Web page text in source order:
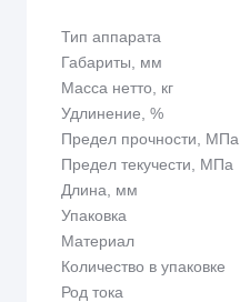
Тип аппарата
Габариты, мм
Масса нетто, кг
Удлинение, %
Предел прочности, МПа
Предел текучести, МПа
Длина, мм
Упаковка
Материал
Количество в упаковке
Род тока